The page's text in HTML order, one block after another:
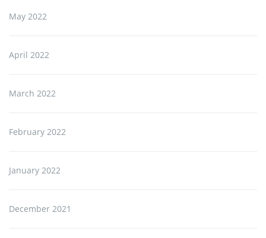
May 2022
April 2022
March 2022
February 2022
January 2022
December 2021